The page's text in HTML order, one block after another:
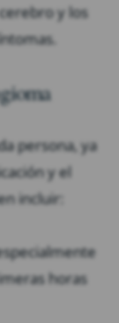
y los
persona, ya
y el
incluir:
horas